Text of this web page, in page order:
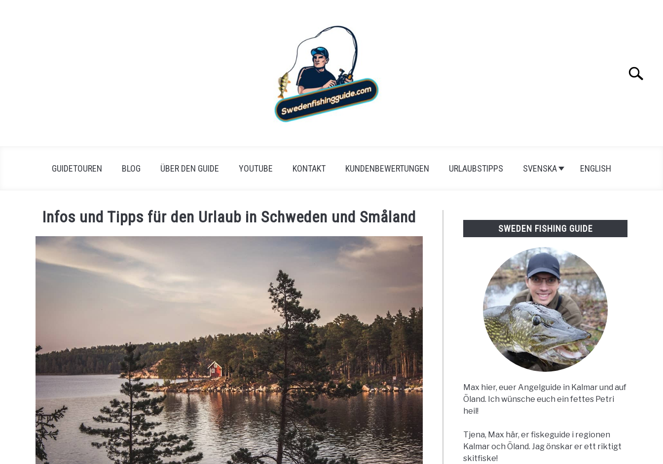
Search
GUIDETOUREN BLOG ÜBER DEN GUIDE YOUTUBE KONTAKT KUNDENBEWERTUNGEN URLAUBSTIPPS SVENSKA ENGLISH
Infos und Tipps für den Urlaub in Schweden und Småland
SWEDEN FISHING GUIDE
Max hier, euer Angelguide in Kalmar und auf
Öland. Ich wünsche euch ein fettes Petri
heil!
Tjena, Max här, er fiskeguide i regionen
Kalmar och Öland. Jag önskar er ett riktigt
skitfiske!